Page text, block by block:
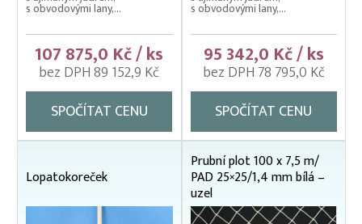
Přepínací ploty
Přepravní bedny na ryby
Rukáv na vysazování
Rybářské pracovní oděvy
Třídička rybího plůdku
s obvodovými lany,...
107 875,0 Kč / ks
bez DPH 89 152,9 Kč
SPOČÍTAT CENU
s obvodovými lany,...
95 342,0 Kč / ks
bez DPH 78 795,0 Kč
SPOČÍTAT CENU
Lopatokoreček
Prubní plot 100 x 7,5 m/
PAD 25×25/1,4 mm bílá –
uzel